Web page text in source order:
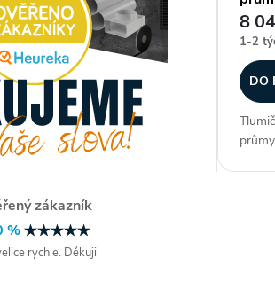
zákazník
%
rychle. Děkuji
8
1-2
DO